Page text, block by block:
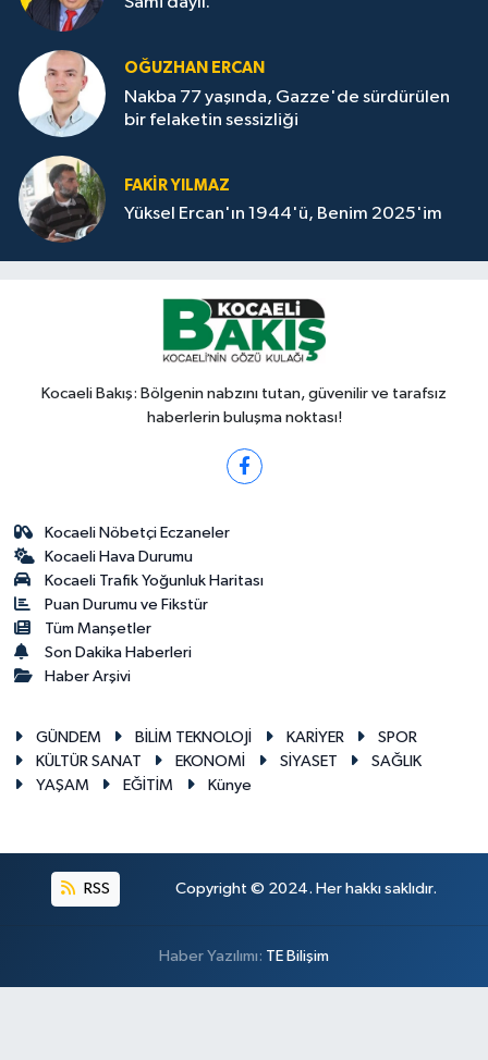
OĞUZHAN ERCAN
Nakba 77 yaşında, Gazze'de sürdürülen
bir felaketin sessizliği
FAKİR YILMAZ
Yüksel Ercan'ın 1944'ü, Benim 2025'im
Kocaeli Bakış: Bölgenin nabzını tutan, güvenilir ve tarafsız
haberlerin buluşma noktası!
Kocaeli Nöbetçi Eczaneler
Kocaeli Hava Durumu
Kocaeli Trafik Yoğunluk Haritası
Puan Durumu ve Fikstür
Tüm Manşetler
Son Dakika Haberleri
Haber Arşivi
GÜNDEM BİLİM TEKNOLOJİ KARİYER
SPOR
KÜLTÜR SANAT
EKONOMİ SİYASET
SAĞLIK
YAŞAM
EĞİTİM Künye
RSS Copyright © 2024. Her hakkı saklıdır.
Haber Yazılımı: TE Bilişim